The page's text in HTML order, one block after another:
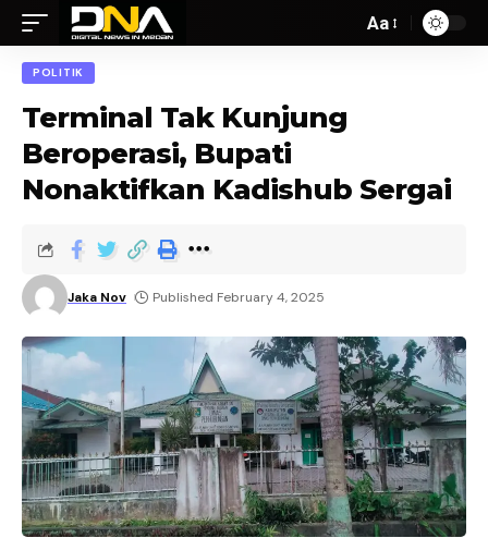
Aa
POLITIK
Terminal Tak Kunjung
Beroperasi, Bupati
Nonaktifkan Kadishub Sergai
Jaka Nov Published February 4, 2025